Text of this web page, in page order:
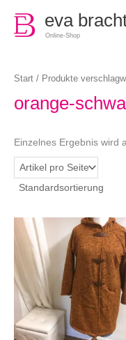
eva
Online-Shop
Start / Produkte
orange-
Einzelnes Ergebnis wird